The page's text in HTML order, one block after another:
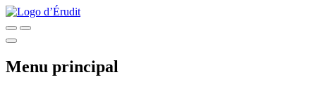
Menu principal